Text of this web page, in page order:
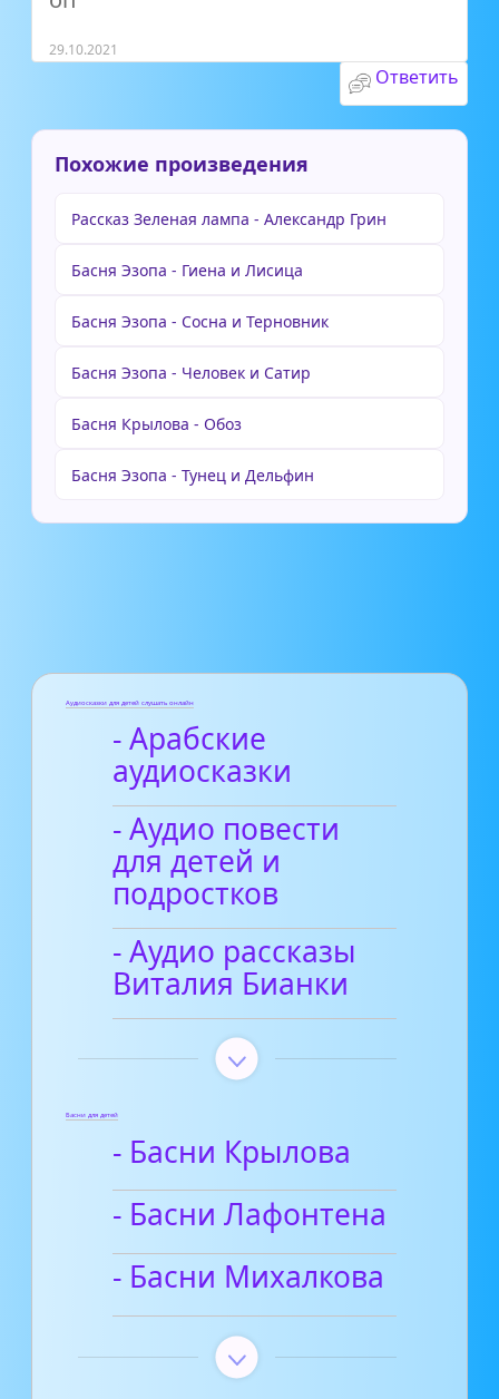
29.10.2021
Ответить
Похожие произведения
Рассказ Зеленая лампа - Александр Грин
Басня Эзопа - Гиена и Лисица
Басня Эзопа - Сосна и Терновник
Басня Эзопа - Человек и Сатир
Басня Крылова - Обоз
Басня Эзопа - Тунец и Дельфин
Аудиосказки для детей слушать онлайн
- Арабские
аудиосказки
- Аудио повести
для детей и
подростков
- Аудио рассказы
Виталия Бианки
Басни для детей
- Басни Крылова
- Басни Лафонтена
- Басни Михалкова